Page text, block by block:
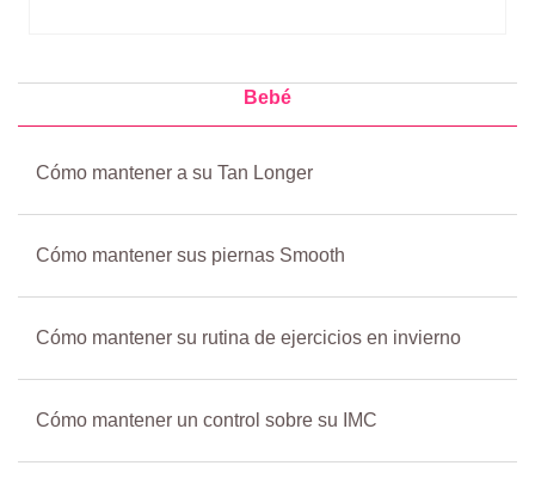
Bebé
Cómo mantener a su Tan Longer
Cómo mantener sus piernas Smooth
Cómo mantener su rutina de ejercicios en invierno
Cómo mantener un control sobre su IMC